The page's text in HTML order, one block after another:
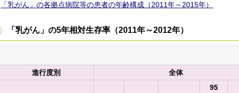
「乳がん」の各拠点病院等の患者の年齢構成（2011年～2015年）
「乳がん」の5年相対生存率（2011年～2012年）
進行度別 全体
95